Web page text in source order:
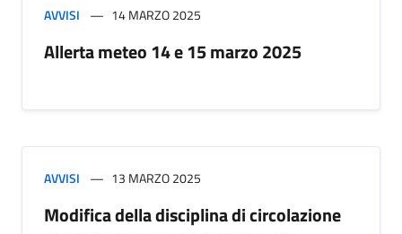
AVVISI 14 MARZO 2025
Allerta meteo 14 e 15 marzo 2025
AVVISI 13 MARZO 2025
Modifica della disciplina di circolazione